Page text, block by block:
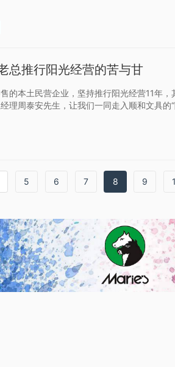
总推行阳光经营的苦与甘
的本土民营企业，坚持推行阳光经营11年
理周泰安先生，让我们一同走入顺和文具
5 6 7 8 9